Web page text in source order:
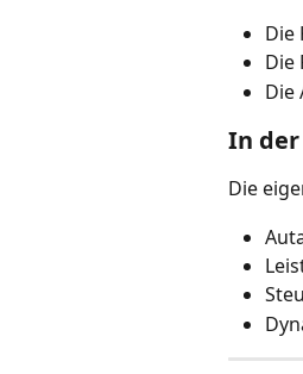
Die
Die
Die
In der
Die